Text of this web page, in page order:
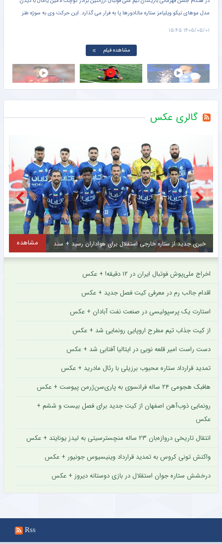
مدل موهای نیکو ویلیامز ستاره ماتادورها پا به فرار می گذارد. این حرکت وی به سوژه طنز
۱۴۰۵/۰۵/۰۱ ۱۵:۴۵
مشاهده فیلم
گالری عکس
خبری جدید از ستاره خارجی استقلال برای هواداران رسید + سند مشاهده
اخراج ملی‌پوش فوتبال ایران در ۱۲ دقیقه! + عکس
اقدام جالب رم در معرفی کیت فصل جدید + عکس
استارت یک پرسپولیسی در صنعت نفت آبادان + عکس
از کیت جذاب تیم مطرح اروپایی رونمایی شد + عکس
دست راست امیر قلعه نویی در ایتالیا آفتابی شد + عکس
تمدید قرارداد ستاره محبوب برزیلی با رئال مادرید + عکس
هافبک هجومی ۲۴ ساله فرانسوی به پاری‌سن‌ژرمن پیوست + عکس
رونمایی ذوب‌آهن اصفهان از کیت جدید برای فصل بیست و ششم +
عکس
انتقال تاریخی دروازه‌بان ۲۳ ساله منچسترسیتی به لیدز یونایتد + عکس
واکنش تونی کروس به تمدید قرارداد وینیسیوس جونیور + عکس
درخشش ستاره جوان استقلال در بازی دوستانه دیروز + عکس
Rss